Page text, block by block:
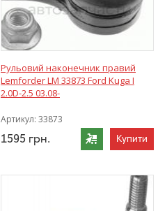
Рульовий наконечник правий
Lemforder LM 33873 Ford Kuga I
2.0D-2.5 03.08-
Артикул: 33873
1595 грн. Купити